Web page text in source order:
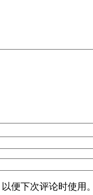
便下次评论时使用。